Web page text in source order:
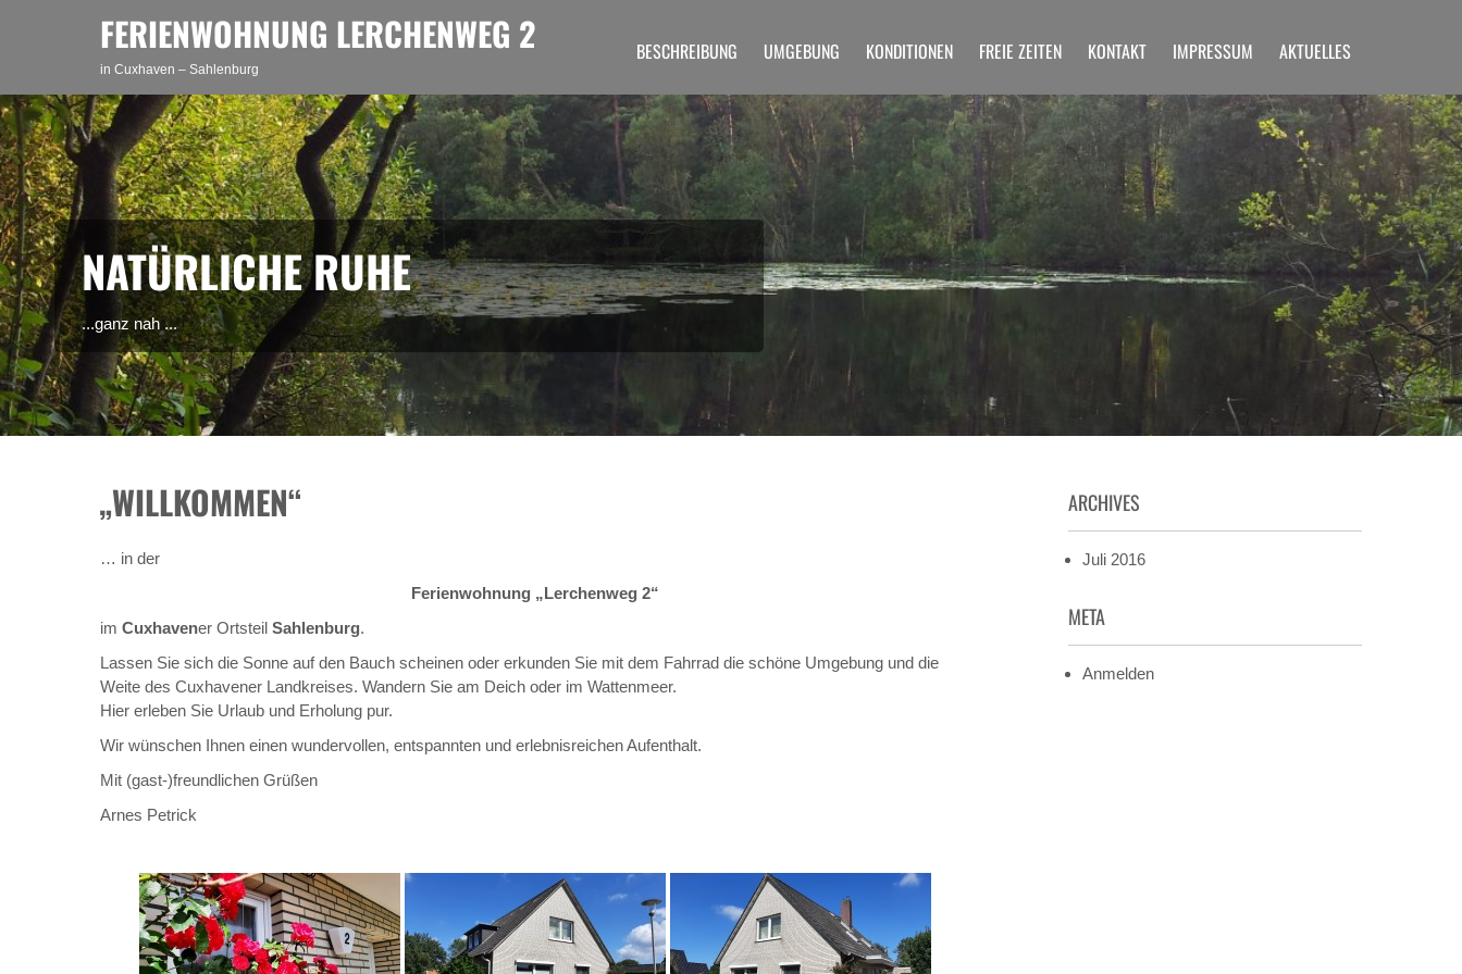
FERIENWOHNUNG LERCHENWEG 2
in Cuxhaven – Sahlenburg
BESCHREIBUNG UMGEBUNG KONDITIONEN FREIE ZEITEN KONTAKT IMPRESSUM AKTUELLES
NATÜRLICHE RUHE
...ganz nah ...
„WILLKOMMEN“
… in der
Ferienwohnung „Lerchenweg 2“
im Cuxhavener Ortsteil Sahlenburg.
Lassen Sie sich die Sonne auf den Bauch scheinen oder erkunden Sie mit dem Fahrrad die schöne Umgebung und die
Weite des Cuxhavener Landkreises. Wandern Sie am Deich oder im Wattenmeer.
Hier erleben Sie Urlaub und Erholung pur.
Wir wünschen Ihnen einen wundervollen, entspannten und erlebnisreichen Aufenthalt.
Mit (gast-)freundlichen Grüßen
Arnes Petrick
ARCHIVES
Juli 2016
META
Anmelden